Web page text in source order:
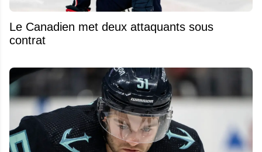
Le Canadien met deux attaquants sous
contrat